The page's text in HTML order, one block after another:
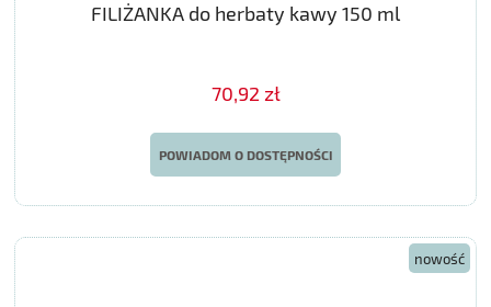
FILIŻANKA do herbaty kawy 150 ml
70,92 zł
POWIADOM O DOSTĘPNOŚCI
nowość